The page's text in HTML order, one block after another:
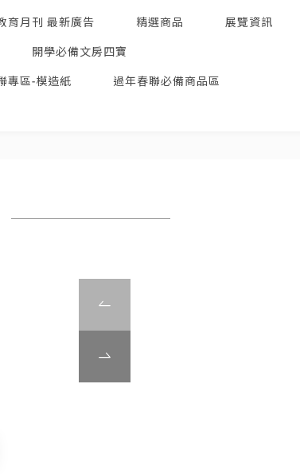
育月刊 最新廣告 精選商品 展覽資訊
開學必備文房四寶
專區-模造紙 過年春聯必備商品區